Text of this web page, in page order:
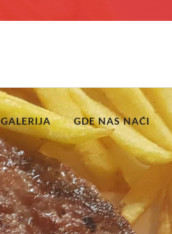
GALERIJA GDE NAS NAĆI